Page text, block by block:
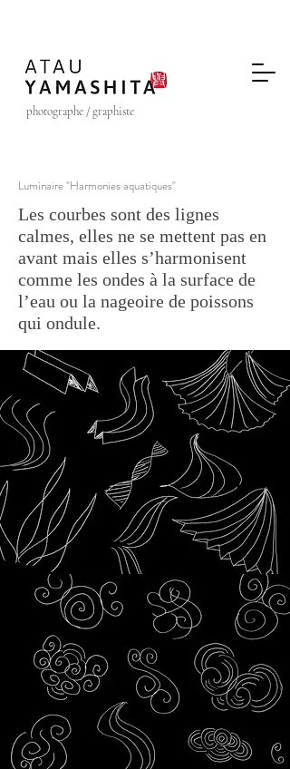
photographe / graphiste
Luminaire "Harmonies aquatiques"
Les courbes sont des lignes
calmes, elles ne se mettent pas en
avant mais elles s’harmonisent
comme les ondes à la surface de
l’eau ou la nageoire de poissons
qui ondule.